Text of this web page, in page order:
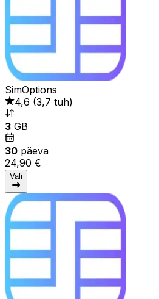
SimOptions
4,6 (3,7 tuh)
3 GB
30 päeva
24,90 €
Vali